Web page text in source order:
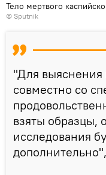
Тело мертвого
© Sputnik
"Для
совместно со
взяты образцы,
исследования